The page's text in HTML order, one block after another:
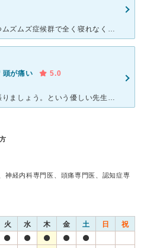
里帰り中、妊娠トラブルの一つムズムズ症候群で全く寝れなくなりあまりにも辛かったので予約して行きました。病院がギュウギュウ詰めになるくらい大混雑していたのですが、私が妊婦で切迫である事を配慮して頂き優先
頭が痛い
5.0
今が一番辛い時期ですから頑張りましょう。という優しい先生の言葉にまず感謝しました。 やりすぎる位に治療はしますという言葉にも信頼できる先生だなぁっていう安心感がありました。 治療も検査などすべてや
神経内科専門医、頭痛専門医、認知症専
火 水 木 金 土 日 祝